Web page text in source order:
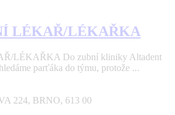
LÉKAŘ/LÉKAŘKA
LÉKAŘKA Do zubní kliniky Altadent
parťáka do týmu, protože ...
224, BRNO, 613 00